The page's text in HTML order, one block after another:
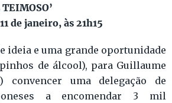
de janeiro, às 21h15
ideia e uma grande oportunidade
de álcool), para Guillaume
convencer uma delegação de
a encomendar 3 mil